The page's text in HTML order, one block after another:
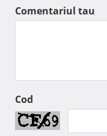
Comentariul tau
Cod